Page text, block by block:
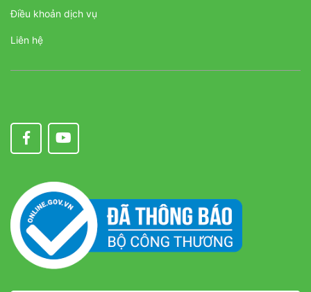
Điều khoản dịch vụ
Liên hệ